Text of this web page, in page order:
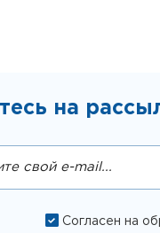
на
Согласен на